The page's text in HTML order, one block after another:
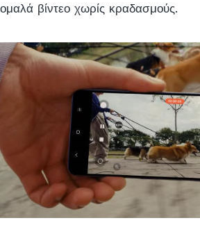
ομαλά βίντεο χωρίς κραδασμούς.